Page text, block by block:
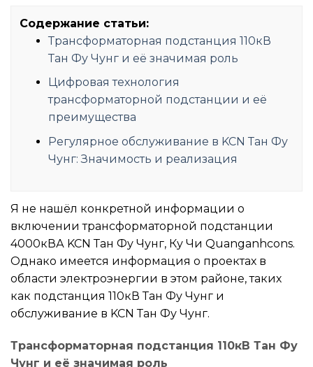
Содержание статьи:
Трансформаторная подстанция 110кВ
Тан Фу Чунг и её значимая роль
Цифровая технология
трансформаторной подстанции и её
преимущества
Регулярное обслуживание в KCN Тан Фу
Чунг: Значимость и реализация
Я не нашёл конкретной информации о
включении трансформаторной подстанции
4000кВА KCN Тан Фу Чунг, Ку Чи Quanganhcons.
Однако имеется информация о проектах в
области электроэнергии в этом районе, таких
как подстанция 110кВ Тан Фу Чунг и
обслуживание в KCN Тан Фу Чунг.
Трансформаторная подстанция 110кВ Тан Фу
Чунг и её значимая роль